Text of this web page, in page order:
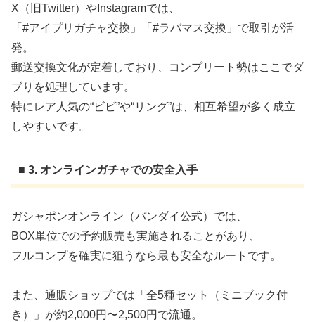
X（旧Twitter）やInstagramでは、
「#アイプリガチャ交換」「#ラバマス交換」で取引が活
発。
郵送交換文化が定着しており、コンプリート勢はここでダ
ブりを処理しています。
特にレア人気の“ビビ”や“リング”は、相互希望が多く成立
しやすいです。
■ 3. オンラインガチャでの安全入手
ガシャポンオンライン（バンダイ公式）では、
BOX単位での予約販売も実施されることがあり、
フルコンプを確実に狙うなら最も安全なルートです。
また、通販ショップでは「全5種セット（ミニブック付
き）」が約2,000円〜2,500円で流通。